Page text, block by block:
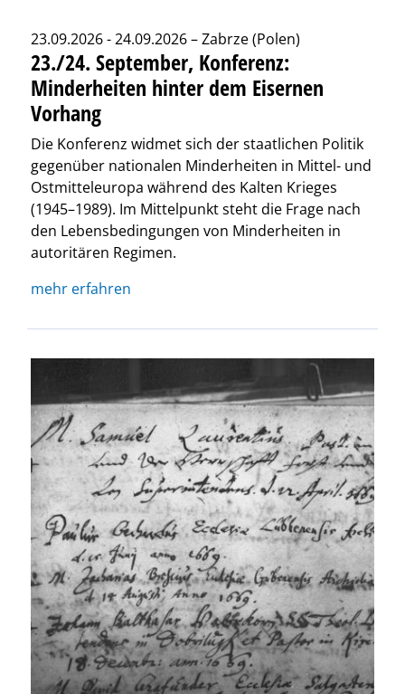
23.09.2026 - 24.09.2026 – Zabrze (Polen)
23./24. September, Konferenz:
Minderheiten hinter dem Eisernen
Vorhang
Die Konferenz widmet sich der staatlichen Politik
gegenüber nationalen Minderheiten in Mittel- und
Ostmitteleuropa während des Kalten Krieges
(1945–1989). Im Mittelpunkt steht die Frage nach
den Lebensbedingungen von Minderheiten in
autoritären Regimen.
mehr erfahren